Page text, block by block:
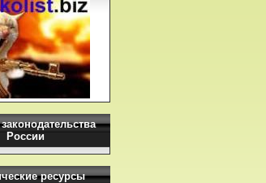
России
ресурсы